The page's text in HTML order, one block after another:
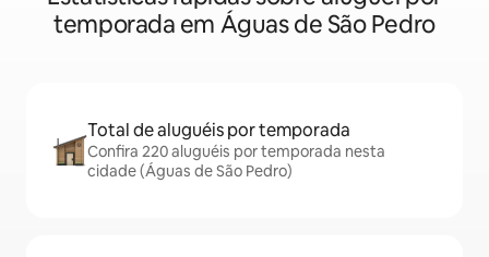
temporada em Águas de São Pedro
Total de aluguéis por temporada
Confira 220 aluguéis por temporada nesta
cidade (Águas de São Pedro)